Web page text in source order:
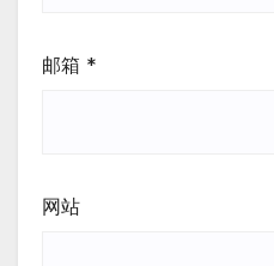
邮箱 *
网站